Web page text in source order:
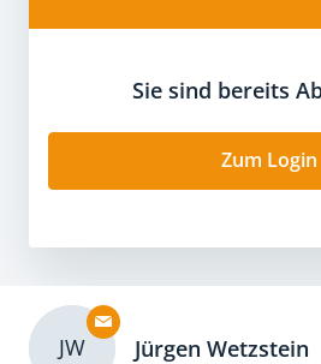
Sie sind bereits
Zum Login
JW Jürgen Wetzstein